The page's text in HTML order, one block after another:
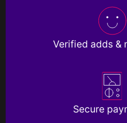
Verified adds &
Secure